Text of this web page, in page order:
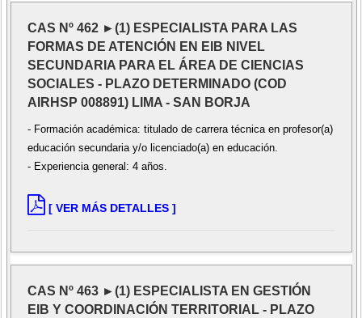
CAS Nº 462 ►(1) ESPECIALISTA PARA LAS
FORMAS DE ATENCIÓN EN EIB NIVEL
SECUNDARIA PARA EL ÁREA DE CIENCIAS
SOCIALES - PLAZO DETERMINADO (COD
AIRHSP 008891) LIMA - SAN BORJA
- Formación académica: titulado de carrera técnica en profesor(a)
educación secundaria y/o licenciado(a) en educación.
- Experiencia general: 4 años.
[ VER MÁS DETALLES ]
CAS Nº 463 ►(1) ESPECIALISTA EN GESTIÓN
EIB Y COORDINACIÓN TERRITORIAL - PLAZO